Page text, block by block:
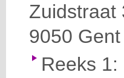
Zuidstraat
9050 Gent
Reeks 1: